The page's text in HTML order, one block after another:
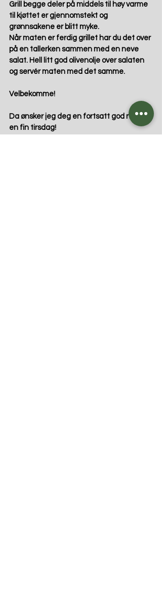
Grill begge deler på middels til høy varme
til kjøttet er gjennomstekt og
grønnsakene er blitt myke.
Når maten er ferdig grillet har du det over
på en tallerken sammen med en neve
salat. Hell litt god olivenolje over salaten
og servér maten med det samme.
Velbekomme!
Da ønsker jeg deg en fortsatt god natt og
en fin tirsdag!